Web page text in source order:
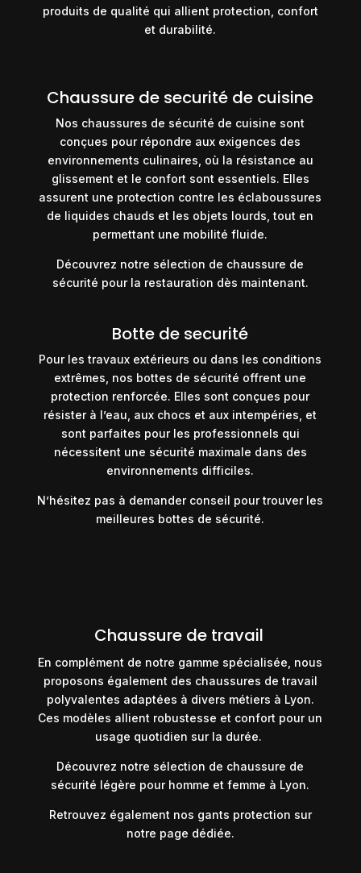
produits de qualité qui allient protection, confort
et durabilité.
Chaussure de securité de cuisine
Nos chaussures de sécurité de cuisine sont
conçues pour répondre aux exigences des
environnements culinaires, où la résistance au
glissement et le confort sont essentiels. Elles
assurent une protection contre les éclaboussures
de liquides chauds et les objets lourds, tout en
permettant une mobilité fluide.
Découvrez notre sélection de chaussure de
sécurité pour la restauration dès maintenant.
Botte de securité
Pour les travaux extérieurs ou dans les conditions
extrêmes, nos bottes de sécurité offrent une
protection renforcée. Elles sont conçues pour
résister à l’eau, aux chocs et aux intempéries, et
sont parfaites pour les professionnels qui
nécessitent une sécurité maximale dans des
environnements difficiles.
N’hésitez pas à demander conseil pour trouver les
meilleures bottes de sécurité.
Chaussure de travail
En complément de notre gamme spécialisée, nous
proposons également des chaussures de travail
polyvalentes adaptées à divers métiers à Lyon.
Ces modèles allient robustesse et confort pour un
usage quotidien sur la durée.
Découvrez notre sélection de chaussure de
sécurité légère pour homme et femme à Lyon.
Retrouvez également nos gants protection sur
notre page dédiée.